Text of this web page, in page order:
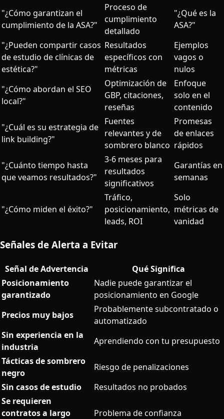
"¿Cómo garantizan el
cumplimiento de la ASA?"
Proceso de
cumplimiento
detallado
"¿Qué es la
ASA?"
"¿Pueden compartir casos
de estudio de clínicas de
estética?"
Resultados
específicos con
métricas
Ejemplos
vagos o
nulos
"¿Cómo abordan el SEO
local?"
Optimización de
GBP, citaciones,
reseñas
Enfoque
solo en el
contenido
"¿Cuál es su estrategia de
link building?"
Fuentes
relevantes y de
sombrero blanco
Promesas
de enlaces
rápidos
"¿Cuánto tiempo hasta
que veamos resultados?"
3-6 meses para
resultados
significativos
Garantías en
semanas
"¿Cómo miden el éxito?"
Tráfico,
posicionamiento,
leads, ROI
Solo
métricas de
vanidad
Señales de Alerta a Evitar
Señal de Advertencia
Qué Significa
Posicionamiento
garantizado
Nadie puede garantizar el
posicionamiento en Google
Precios muy bajos
Probablemente subcontratado o
automatizado
Sin experiencia en la
industria
Aprendiendo con tu presupuesto
Tácticas de sombrero
negro
Riesgo de penalizaciones
Sin casos de estudio
Resultados no probados
Se requieren
contratos a largo
Problema de confianza